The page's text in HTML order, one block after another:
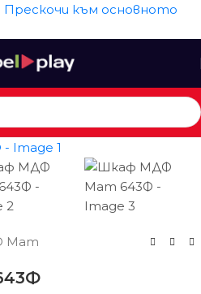
Прескочи към основното
Мат